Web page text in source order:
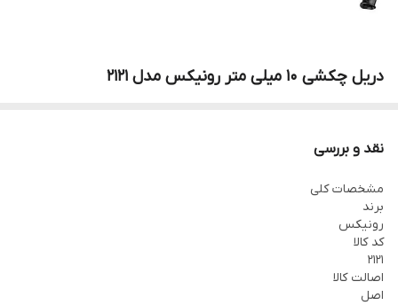
دریل چکشی 10 میلی متر رونیکس مدل 2121
نقد و بررسی
مشخصات کلی
برند
رونیکس
کد کالا
2121
اصالت کالا
اصل